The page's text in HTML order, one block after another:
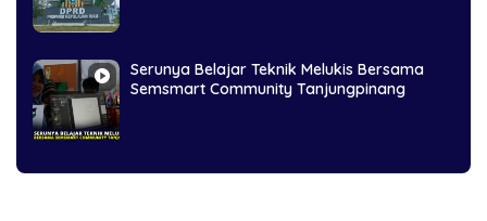
Serunya Belajar Teknik Melukis Bersama
Semsmart Community Tanjungpinang